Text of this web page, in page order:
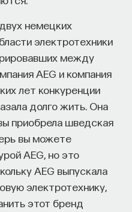
немецких
электротехники
между
AEG и компания
лет конкуренции
долго жить. Она
приобрела шведская
вы можете
AEG, но это
AEG выпускала
электротехнику,
этот бренд
хорошо и логично
— зафиксировать
Но самый важный
когда человек
материалом
И получается,
происходит
а как